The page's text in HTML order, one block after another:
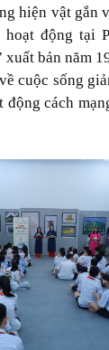
hiện vật gắn
động tại
bản năm
cuộc sống
cách